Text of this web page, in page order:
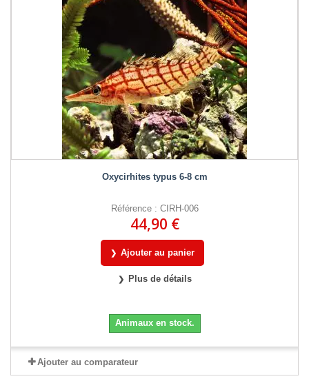
Oxycirhites typus 6-8 cm
Référence : CIRH-006
44,90 €
Ajouter au panier
Plus de détails
Animaux en stock.
Ajouter au comparateur